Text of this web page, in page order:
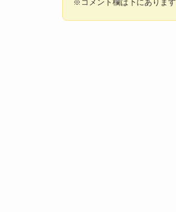
※コメント欄は下にあります